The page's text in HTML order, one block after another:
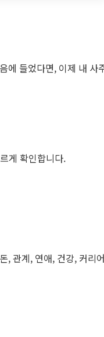
에 들었다면, 이제 내 사
게 확인합니다.
, 관계, 연애, 건강, 커리